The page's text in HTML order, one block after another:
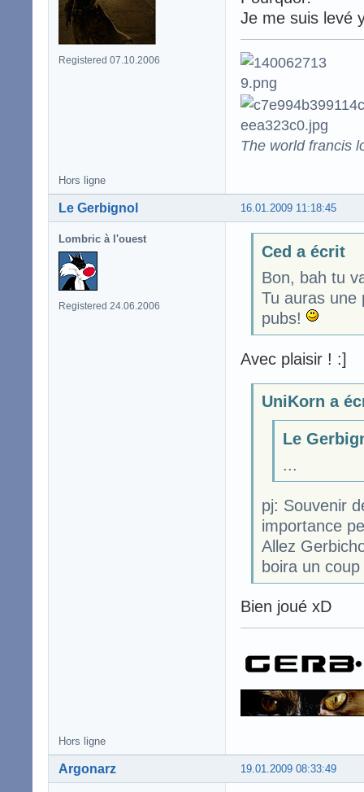
Registered 07.10.2006
Je me suis levé
The world francis
Hors ligne
16.01.2009 11:18:45
Le Gerbignol
Lombric à l'ouest
Registered 24.06.2006
Ced a écrit
Bon, bah tu
Tu auras une
pubs!
Avec plaisir ! :]
UniKorn a
Le
...
pj: Souvenir
importance
Allez
boira un
Bien joué xD
Hors ligne
19.01.2009 08:33:49
Argonarz